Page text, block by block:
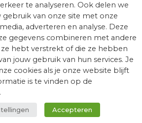
te analyseren. Ook delen we
van onze site met onze
adverteren en analyse. Deze
gegevens combineren met andere
hebt verstrekt of die ze hebben
jouw gebruik van hun services. Je
cookies als je onze website blijft
is te vinden op de
Accepteren